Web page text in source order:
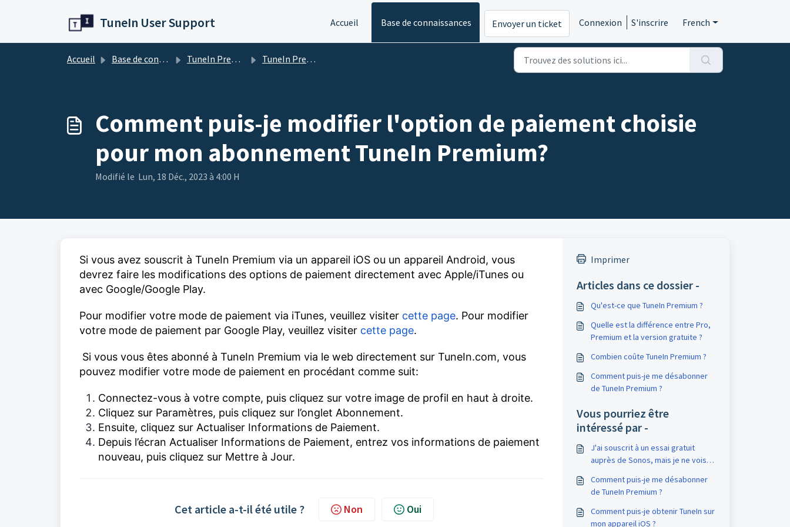
TuneIn User Support Accueil Base de connaissances Envoyer un ticket Connexion S'inscrire French
Accueil Base de connaissances TuneIn Premium TuneIn Premium
Comment puis-je modifier l'option de paiement choisie
pour mon abonnement TuneIn Premium?
Modifié le Lun, 18 Déc., 2023 à 4:00 H
Si vous avez souscrit à TuneIn Premium via un appareil iOS ou un appareil Android, vous
devrez faire les modifications des options de paiement directement avec Apple/iTunes ou
avec Google/Google Play.
Pour modifier votre mode de paiement via iTunes, veuillez visiter cette page. Pour modifier
votre mode de paiement par Google Play, veuillez visiter cette page.
Si vous vous êtes abonné à TuneIn Premium via le web directement sur TuneIn.com, vous
pouvez modifier votre mode de paiement en procédant comme suit:
Connectez-vous à votre compte, puis cliquez sur votre image de profil en haut à droite.
Cliquez sur Paramètres, puis cliquez sur l’onglet Abonnement.
Ensuite, cliquez sur Actualiser Informations de Paiement.
Depuis l’écran Actualiser Informations de Paiement, entrez vos informations de paiement
nouveau, puis cliquez sur Mettre à Jour.
Cet article a-t-il été utile ? Non Oui
Imprimer
Articles dans ce dossier -
Qu'est-ce que TuneIn Premium ?
Quelle est la différence entre Pro,
Premium et la version gratuite ?
Combien coûte TuneIn Premium ?
Comment puis-je me désabonner
de TuneIn Premium ?
Vous pourriez être
intéressé par -
J'ai souscrit à un essai gratuit
auprès de Sonos, mais je ne vois
abonnement. Comment puis-je me
désabonner ?
Comment puis-je me désabonner
de TuneIn Premium ?
Comment puis-je obtenir TuneIn sur
mon appareil iOS ?